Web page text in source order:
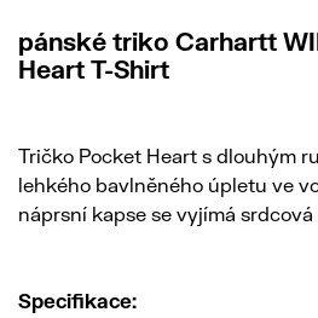
pánské triko Carhartt
Heart T-Shirt
Tričko Pocket Heart s dlouhým
lehkého bavlněného úpletu ve
náprsní kapse se vyjímá
Specifikace: